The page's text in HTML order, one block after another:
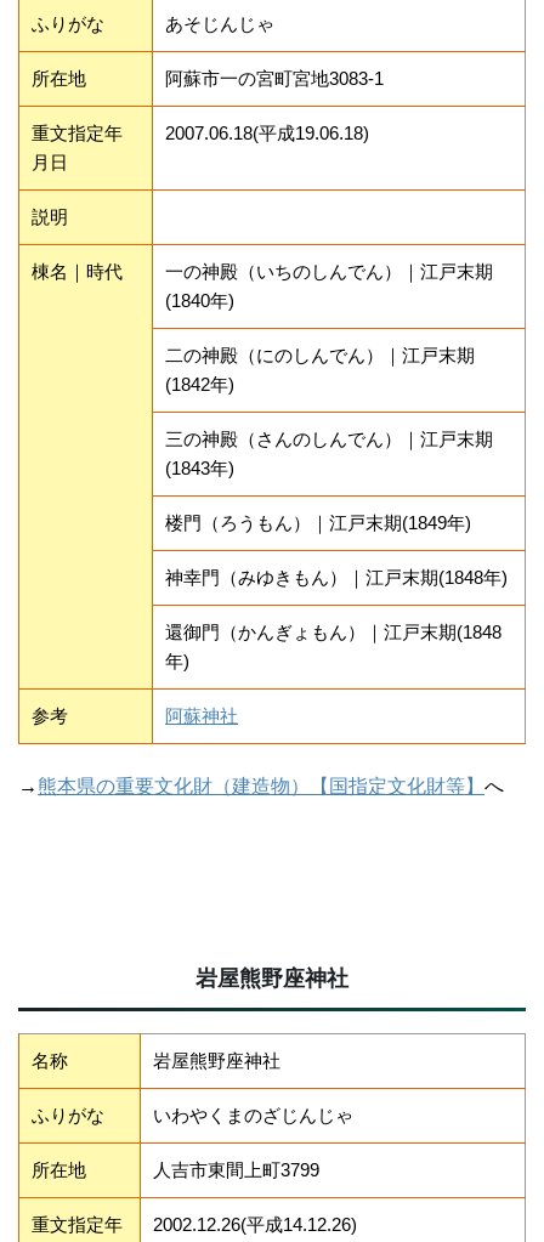
ふりがな あそじんじゃ
所在地 阿蘇市一の宮町宮地3083-1
重文指定年
月日
2007.06.18(平成19.06.18)
説明
棟名｜時代
一の神殿（いちのしんでん）｜江戸末期
(1840年)
二の神殿（にのしんでん）｜江戸末期
(1842年)
三の神殿（さんのしんでん）｜江戸末期
(1843年)
楼門（ろうもん）｜江戸末期(1849年)
神幸門（みゆきもん）｜江戸末期(1848年)
還御門（かんぎょもん）｜江戸末期(1848
年)
参考 阿蘇神社
→ 熊本県の重要文化財（建造物）【国指定文化財等】 へ
岩屋熊野座神社
名称 岩屋熊野座神社
ふりがな いわやくまのざじんじゃ
所在地 人吉市東間上町3799
重文指定年
2002.12.26(平成14.12.26)